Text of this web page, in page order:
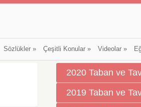
Sözlükler» Çeşitli Konular» Videolar»
2020 Taban ve
2019 Taban ve